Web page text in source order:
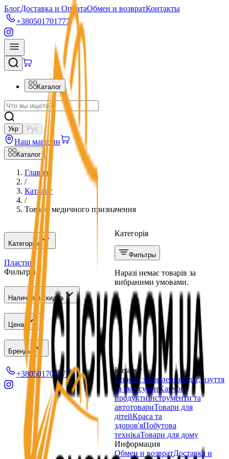
БлогДоставка и ОплатаОбмен и возвратКонтакты
+380501701777
Каталог
Укр Рус
Наш магазин
Каталог
Главная
/
Каталог
/
Товари медичного призначення
Категории
Пластир
Фильтры
Наличие и скидка
Цена
Бренды
Категорія
Фильтры
Наразі немає товарів за
вибраними умовами.
+380501701777
Каталог
Спорт і захопленняОдяг, взуття
та аксесуариХарчові
продуктиІнструменти та
автотовариТовари для
дітейКраса та
здоров'яПобутова
технікаТовари для дому
Информация
Обмен и возвратДоставка и